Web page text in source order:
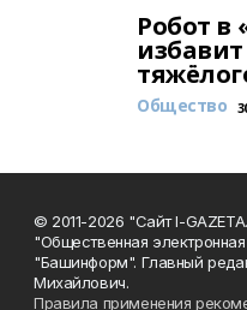
Робот в
Общество
© 2011-2026 "Сайт I-
"Общественная
"Башинформ". Главный
Михайлович.
Правила применения